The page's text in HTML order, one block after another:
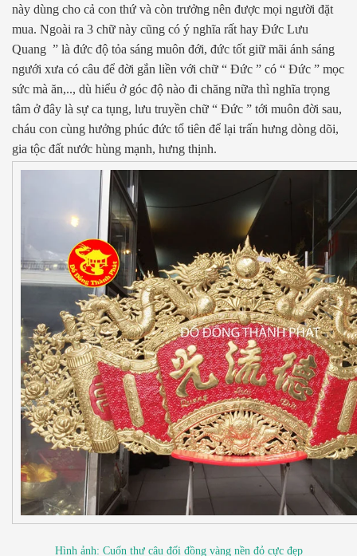
này dùng cho cả con thứ và còn trưởng nên được mọi người đặt
mua. Ngoài ra 3 chữ này cũng có ý nghĩa rất hay Đức Lưu
Quang ” là đức độ tỏa sáng muôn đới, đức tốt giữ mãi ánh sáng
ngưới xưa có câu để đời gắn liền với chữ “ Đức ” có “ Đức ” mọc
sức mà ăn,.., dù hiểu ở góc độ nào đi chăng nữa thì nghĩa trọng
tâm ở đây là sự ca tụng, lưu truyền chữ “ Đức ” tới muôn đời sau,
cháu con cùng hưởng phúc đức tổ tiên để lại trấn hưng dòng dõi,
gia tộc đất nước hùng mạnh, hưng thịnh.
Hình ảnh: Cuốn thư câu đối đồng vàng nền đỏ cực đẹp